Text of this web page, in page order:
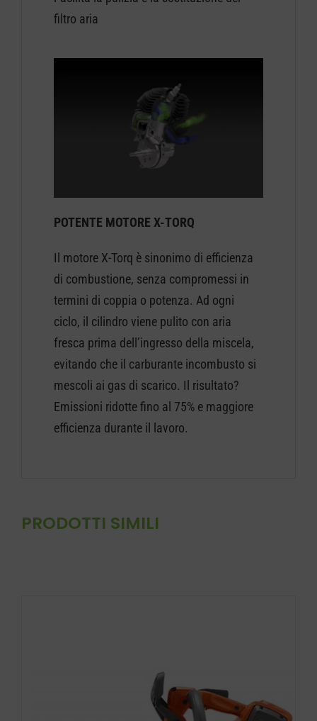
filtro aria
POTENTE MOTORE X-TORQ
Il motore X-Torq è sinonimo di efficienza
di combustione, senza compromessi in
termini di coppia o potenza. Ad ogni
ciclo, il cilindro viene pulito con aria
fresca prima dell’ingresso della miscela,
evitando che il carburante incombusto si
mescoli ai gas di scarico. Il risultato?
Emissioni ridotte fino al 75% e maggiore
efficienza durante il lavoro.
PRODOTTI SIMILI